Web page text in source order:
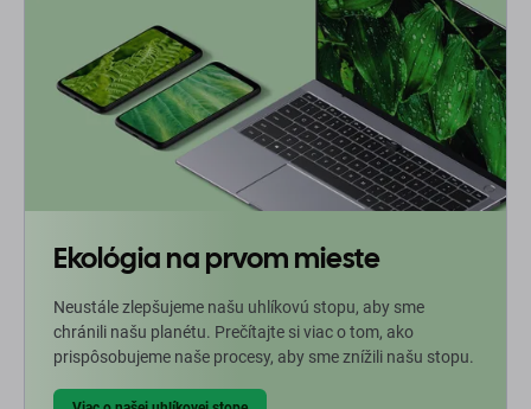
Ekológia na prvom mieste
Neustále zlepšujeme našu uhlíkovú stopu, aby sme
chránili našu planétu. Prečítajte si viac o tom, ako
prispôsobujeme naše procesy, aby sme znížili našu stopu.